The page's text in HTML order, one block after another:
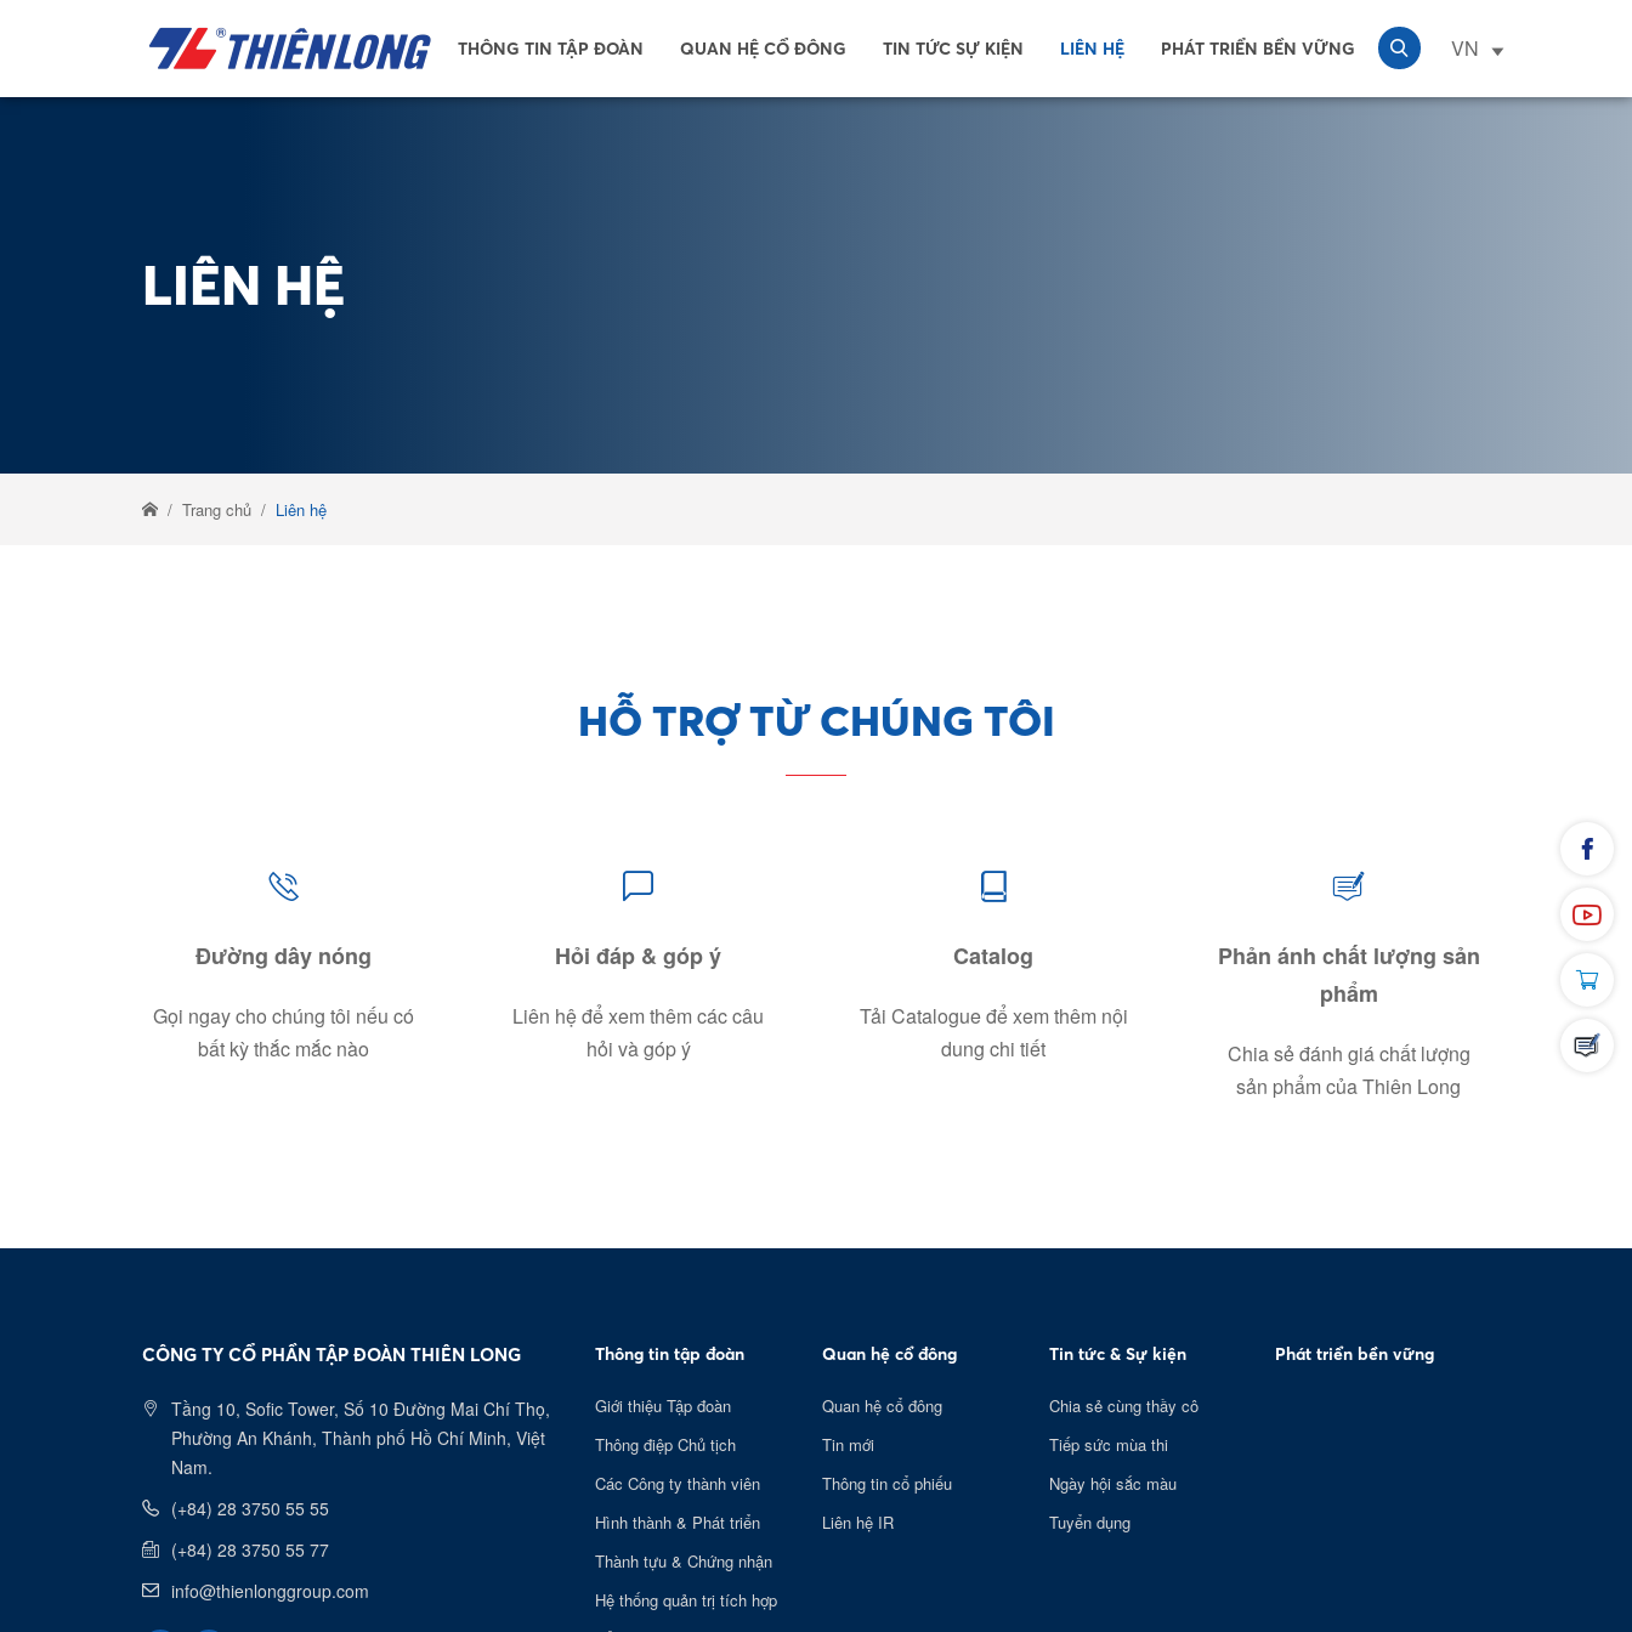
THÔNG TIN TẬP ĐOÀN QUAN HỆ CỔ ĐÔNG TIN TỨC SỰ KIỆN LIÊN HỆ PHÁT TRIỂN BỀN VỮNG VN
LIÊN HỆ
Trang chủ Liên hệ
HỖ TRỢ TỪ CHÚNG TÔI
Đường dây nóng
Gọi ngay cho chúng tôi nếu có
bất kỳ thắc mắc nào
Hỏi đáp & góp ý
Liên hệ để xem thêm các câu
hỏi và góp ý
Catalog
Tải Catalogue để xem thêm nội
dung chi tiết
Phản ánh chất lượng sản
phẩm
Chia sẻ đánh giá chất lượng
sản phẩm của Thiên Long
CÔNG TY CỔ PHẦN TẬP ĐOÀN THIÊN LONG
Tầng 10, Sofic Tower, Số 10 Đường Mai Chí Thọ,
Phường An Khánh, Thành phố Hồ Chí Minh, Việt
Nam.
(+84) 28 3750 55 55
(+84) 28 3750 55 77
info@thienlonggroup.com
Thông tin tập đoàn
Giới thiệu Tập đoàn
Thông điệp Chủ tịch
Các Công ty thành viên
Hình thành & Phát triển
Thành tựu & Chứng nhận
Hệ thống quản trị tích hợp
Quan hệ cổ đông
Quan hệ cổ đông
Tin mới
Thông tin cổ phiếu
Liên hệ IR
Tin tức & Sự kiện
Chia sẻ cùng thầy cô
Tiếp sức mùa thi
Ngày hội sắc màu
Tuyển dụng
Phát triển bền vững